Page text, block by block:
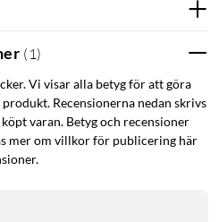
( 1 )
Vi visar alla betyg för att göra
Recensionerna nedan skrivs
varan. Betyg och recensioner
mer om villkor för publicering här